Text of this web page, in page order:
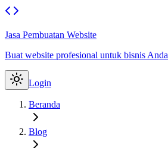
Jasa Pembuatan Website
Buat website profesional untuk bisnis Anda
Login
Beranda
Blog